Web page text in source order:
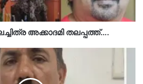
അക്കാദമി തലപ്പത്ത്….